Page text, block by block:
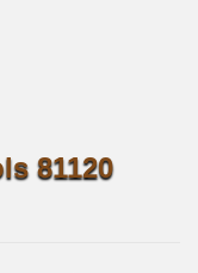
81120